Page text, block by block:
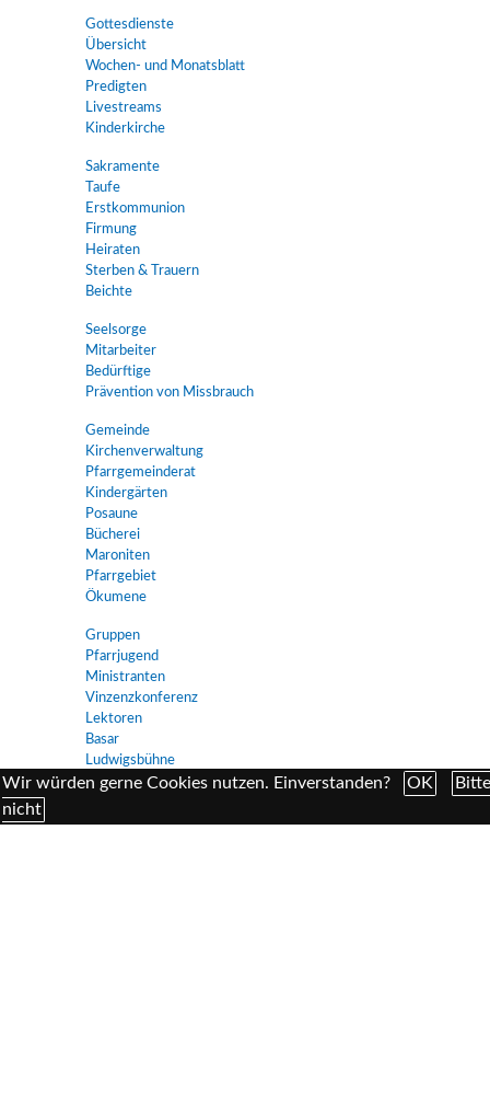
Wir würden gerne Cookies nutzen. Einverstanden? OK
nicht
Gottesdienste
Übersicht
Wochen- und Monatsblatt
Predigten
Livestreams
Kinderkirche
Sakramente
Taufe
Erstkommunion
Firmung
Heiraten
Sterben & Trauern
Beichte
Seelsorge
Mitarbeiter
Bedürftige
Prävention von Missbrauch
Gemeinde
Kirchenverwaltung
Pfarrgemeinderat
Kindergärten
Posaune
Bücherei
Maroniten
Pfarrgebiet
Ökumene
Gruppen
Pfarrjugend
Ministranten
Vinzenzkonferenz
Lektoren
Basar
Ludwigsbühne
Senioren